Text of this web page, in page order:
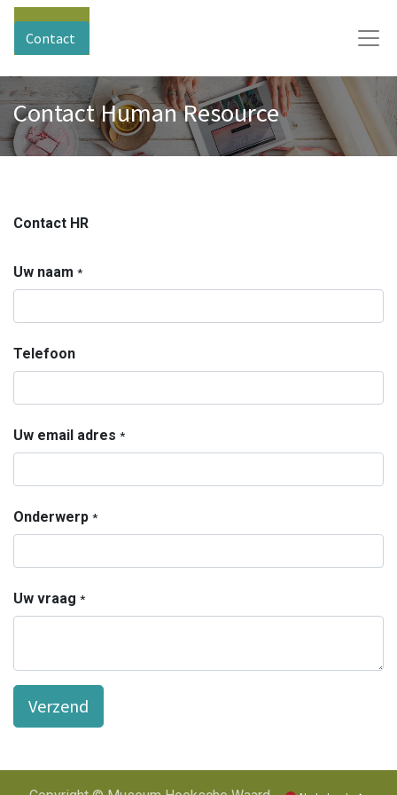
Contact
Contact Human Resource
Contact HR
Uw naam *
Telefoon
Uw email adres *
Onderwerp *
Uw vraag *
Verzend